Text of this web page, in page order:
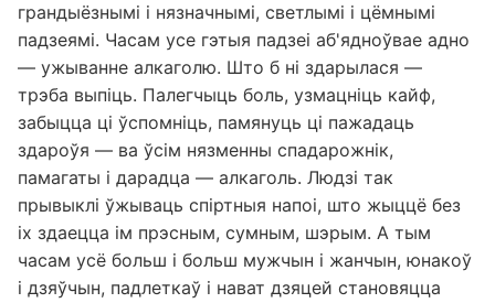
грандыёзнымі і нязначнымі, светлымі і цёмнымі
падзеямі. Часам усе гэтыя падзеі аб'ядноўвае адно
— ужыванне алкаголю. Што б ні здарылася —
трэба выпіць. Палегчыць боль, узмацніць кайф,
забыцца ці ўспомніць, памянуць ці пажадаць
здароўя — ва ўсім нязменны спадарожнік,
памагаты і дарадца — алкаголь. Людзі так
прывыклі ўжываць спіртныя напоі, што жыццё без
іх здаецца ім прэсным, сумным, шэрым. А тым
часам усё больш і больш мужчын і жанчын, юнакоў
і дзяўчын, падлеткаў і нават дзяцей становяцца